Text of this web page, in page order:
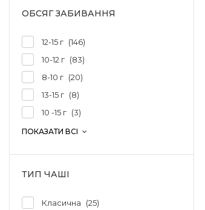
ОБСЯГ ЗАБИВАННЯ
8-10 г 20
10 -15 г 3
10-12 г 83
12-15 г 146
13-15 г 8
ПОКАЗАТИ ВСІ
ТИП ЧАШІ
Класична
25